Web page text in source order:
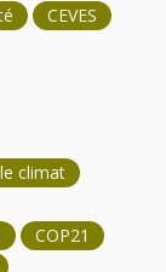
CEVES
climat
COP21